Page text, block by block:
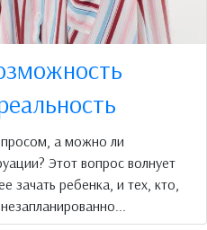
а можно ли
Этот вопрос волнует
зачать ребенка, и тех, кто,